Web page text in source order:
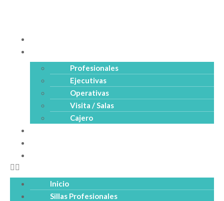
Profesionales
Ejecutivas
Operativas
Visita / Salas
Cajero
Inicio
Sillas Profesionales